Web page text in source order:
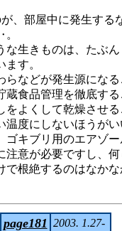
、部屋中に発生する
生きものは、たぶん
す。
などが発生源にな
蔵食品管理を徹底す
をよくして乾燥させる
度にしないほうがい
キブリ用のエアゾー
注意が必要ですし、
で根絶するのはなかな
page181 2003. 1.27-